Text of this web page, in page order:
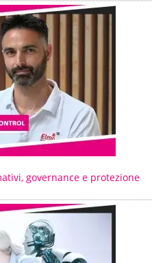
governance e protezione